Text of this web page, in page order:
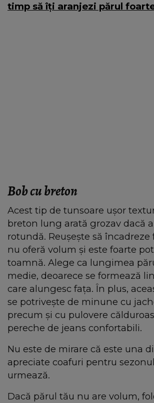
timp să îți aranjezi părul
Bob cu breton
Acest tip de tunsoare ușor
breton lung arată grozav dacă
rotundă. Reușește să încadreze
nu oferă volum și este foarte
toamnă. Alege ca lungimea
medie, deoarece se formează
care alungesc fața. În plus,
se potrivește de minune cu
precum și cu pulovere
pereche de jeans confortabili.
Nu este de mirare că este una
apreciate coafuri pentru
urmează.
Dacă părul tău nu are volum,